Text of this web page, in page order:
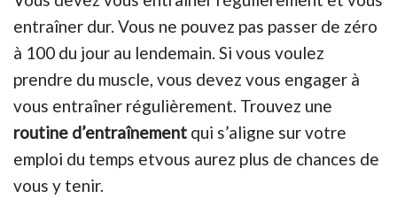
entraîner dur. Vous ne pouvez pas passer de zéro
à 100 du jour au lendemain. Si vous voulez
prendre du muscle, vous devez vous engager à
vous entraîner régulièrement. Trouvez une
routine d’entraînement qui s’aligne sur votre
emploi du temps etvous aurez plus de chances de
vous y tenir.